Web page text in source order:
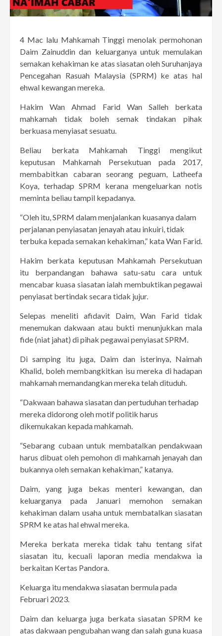
4 Mac lalu Mahkamah Tinggi menolak permohonan
Daim Zainuddin dan keluarganya untuk memulakan
semakan kehakiman ke atas siasatan oleh Suruhanjaya
Pencegahan Rasuah Malaysia (SPRM) ke atas hal
ehwal kewangan mereka.
Hakim Wan Ahmad Farid Wan Salleh berkata
mahkamah tidak boleh semak tindakan pihak
berkuasa menyiasat sesuatu.
Beliau berkata Mahkamah Tinggi mengikut
keputusan Mahkamah Persekutuan pada 2017,
membabitkan cabaran seorang peguam, Latheefa
Koya, terhadap SPRM kerana mengeluarkan notis
meminta beliau tampil kepadanya.
“Oleh itu, SPRM dalam menjalankan kuasanya dalam
perjalanan penyiasatan jenayah atau inkuiri, tidak
terbuka kepada semakan kehakiman,” kata Wan Farid.
Hakim berkata keputusan Mahkamah Persekutuan
itu berpandangan bahawa satu-satu cara untuk
mencabar kuasa siasatan ialah membuktikan pegawai
penyiasat bertindak secara tidak jujur.
Selepas meneliti afidavit Daim, Wan Farid tidak
menemukan dakwaan atau bukti menunjukkan mala
fide (niat jahat) di pihak pegawai penyiasat SPRM.
Di samping itu juga, Daim dan isterinya, Naimah
Khalid, boleh membangkitkan isu mereka di hadapan
mahkamah memandangkan mereka telah dituduh.
“Dakwaan bahawa siasatan dan pertuduhan terhadap
mereka didorong oleh motif politik harus
dikemukakan kepada mahkamah.
“Sebarang cubaan untuk membatalkan pendakwaan
harus dibuat oleh pemohon di mahkamah jenayah dan
bukannya oleh semakan kehakiman,” katanya.
Daim, yang juga bekas menteri kewangan, dan
keluarganya pada Januari memohon semakan
kehakiman dalam usaha untuk membatalkan siasatan
SPRM ke atas hal ehwal mereka.
Mereka berkata mereka tidak tahu tentang sifat
siasatan itu, kecuali laporan media mendakwa ia
berkaitan Kertas Pandora.
Keluarga itu mendakwa siasatan bermula pada
Februari 2023.
Daim dan keluarga juga berkata siasatan SPRM ke
atas dakwaan pengubahan wang dan salah guna kuasa